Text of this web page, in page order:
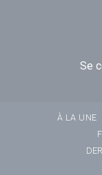
Se
À LA UNE
Panneau de